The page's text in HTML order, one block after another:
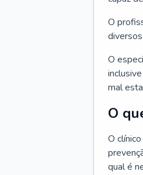
O
O
mal
O
O
qual é